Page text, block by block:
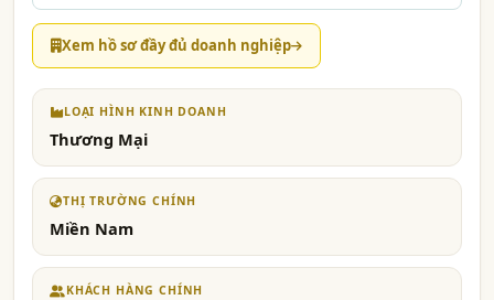
Xem hồ sơ đầy đủ doanh nghiệp
LOẠI HÌNH KINH DOANH
Thương Mại
THỊ TRƯỜNG CHÍNH
Miền Nam
KHÁCH HÀNG CHÍNH